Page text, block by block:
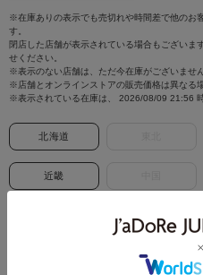
※在庫ありの表示でも売切れや時間差で他のお
す。
閉店した店舗が表示されている場合もございま
せください。
※表示のない店舗は、ただ今在庫がございません
※店舗とオンラインストアの販売価格は異なる
※表示されている在庫は、 2026/08/09 21:56 時
北海道
近畿